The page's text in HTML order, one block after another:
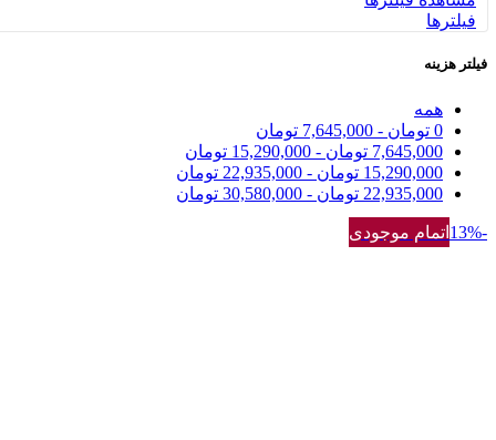
فیلترها
فیلتر هزینه
همه
0 تومان -
7,645,000 تومان
7,645,000 تومان -
15,290,000 تومان
15,290,000 تومان -
22,935,000 تومان
22,935,000 تومان -
30,580,000 تومان
-13% اتمام موجودی